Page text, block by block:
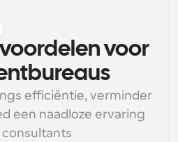
voor
efficiëntie, verminder
een naadloze ervaring